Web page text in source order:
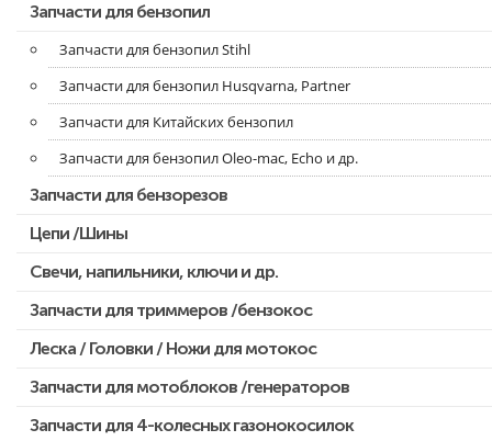
Запчасти для бензопил
Запчасти для бензопил Stihl
Запчасти для бензопил Husqvarna, Partner
Запчасти для Китайских бензопил
Запчасти для бензопил Oleo-mac, Echo и др.
Запчасти для бензорезов
Цепи /Шины
Свечи, напильники, ключи и др.
Запчасти для триммеров /бензокос
Запчасти для Китайских триммеров
Запчасти для мотокос Stihl /Husqvarna /Oleo-mac /Echo и др.
Леска / Головки / Ножи для мотокос
Запчасти для мотоблоков /генераторов
Запчасти для 4-колесных газонокосилок